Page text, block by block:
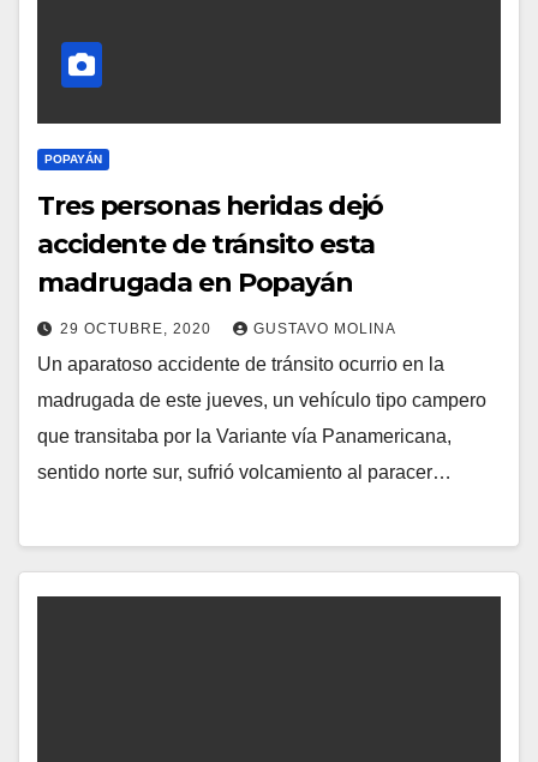
POPAYÁN
Tres personas heridas dejó
accidente de tránsito esta
madrugada en Popayán
29 OCTUBRE, 2020 GUSTAVO MOLINA
Un aparatoso accidente de tránsito ocurrio en la
madrugada de este jueves, un vehículo tipo campero
que transitaba por la Variante vía Panamericana,
sentido norte sur, sufrió volcamiento al paracer…